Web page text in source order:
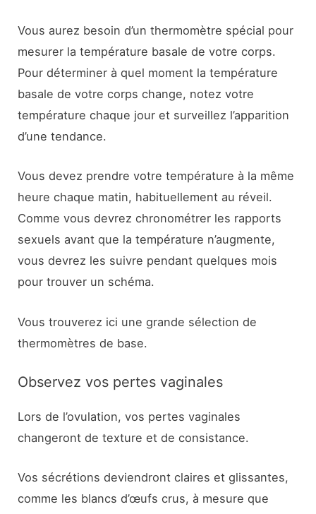
Vous aurez besoin d’un thermomètre spécial pour
mesurer la température basale de votre corps.
Pour déterminer à quel moment la température
basale de votre corps change, notez votre
température chaque jour et surveillez l’apparition
d’une tendance.
Vous devez prendre votre température à la même
heure chaque matin, habituellement au réveil.
Comme vous devrez chronométrer les rapports
sexuels avant que la température n’augmente,
vous devrez les suivre pendant quelques mois
pour trouver un schéma.
Vous trouverez ici une grande sélection de
thermomètres de base.
Observez vos pertes vaginales
Lors de l’ovulation, vos pertes vaginales
changeront de texture et de consistance.
Vos sécrétions deviendront claires et glissantes,
comme les blancs d’œufs crus, à mesure que